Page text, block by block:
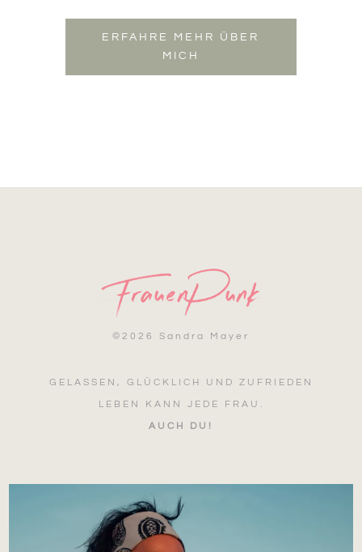
ERFAHRE MEHR ÜBER
MICH
© 2026 Sandra Mayer
GELASSEN, GLÜCKLICH UND ZUFRIEDEN
LEBEN KANN JEDE FRAU.
AUCH DU!